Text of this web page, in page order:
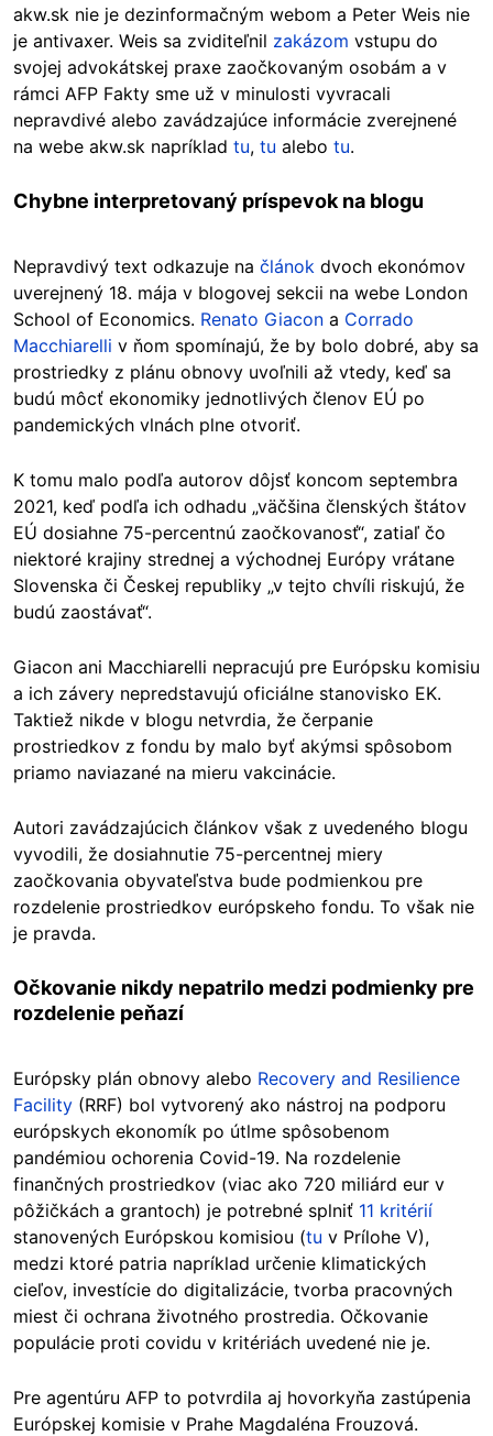
akw.sk nie je dezinformačným webom a Peter Weis nie
je antivaxer. Weis sa zviditeľnil zakázom vstupu do
svojej advokátskej praxe zaočkovaným osobám a v
rámci AFP Fakty sme už v minulosti vyvracali
nepravdivé alebo zavádzajúce informácie zverejnené
na webe akw.sk napríklad tu, tu alebo tu.
Chybne interpretovaný príspevok na blogu
Nepravdivý text odkazuje na článok dvoch ekonómov
uverejnený 18. mája v blogovej sekcii na webe London
School of Economics. Renato Giacon a Corrado
Macchiarelli v ňom spomínajú, že by bolo dobré, aby sa
prostriedky z plánu obnovy uvoľnili až vtedy, keď sa
budú môcť ekonomiky jednotlivých členov EÚ po
pandemických vlnách plne otvoriť.
K tomu malo podľa autorov dôjsť koncom septembra
2021, keď podľa ich odhadu „väčšina členských štátov
EÚ dosiahne 75-percentnú zaočkovanosť“, zatiaľ čo
niektoré krajiny strednej a východnej Európy vrátane
Slovenska či Českej republiky „v tejto chvíli riskujú, že
budú zaostávať“.
Giacon ani Macchiarelli nepracujú pre Európsku komisiu
a ich závery nepredstavujú oficiálne stanovisko EK.
Taktiež nikde v blogu netvrdia, že čerpanie
prostriedkov z fondu by malo byť akýmsi spôsobom
priamo naviazané na mieru vakcinácie.
Autori zavádzajúcich článkov však z uvedeného blogu
vyvodili, že dosiahnutie 75-percentnej miery
zaočkovania obyvateľstva bude podmienkou pre
rozdelenie prostriedkov európskeho fondu. To však nie
je pravda.
Očkovanie nikdy nepatrilo medzi podmienky pre
rozdelenie peňazí
Európsky plán obnovy alebo Recovery and Resilience
Facility (RRF) bol vytvorený ako nástroj na podporu
európskych ekonomík po útlme spôsobenom
pandémiou ochorenia Covid-19. Na rozdelenie
finančných prostriedkov (viac ako 720 miliárd eur v
pôžičkách a grantoch) je potrebné splniť 11 kritérií
stanovených Európskou komisiou (tu v Prílohe V),
medzi ktoré patria napríklad určenie klimatických
cieľov, investície do digitalizácie, tvorba pracovných
miest či ochrana životného prostredia. Očkovanie
populácie proti covidu v kritériách uvedené nie je.
Pre agentúru AFP to potvrdila aj hovorkyňa zastúpenia
Európskej komisie v Prahe Magdaléna Frouzová.